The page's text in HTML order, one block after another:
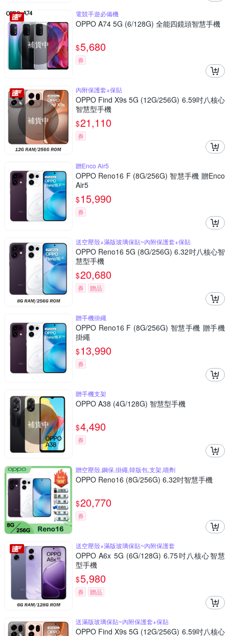
補貨中
電競手遊必備機
OPPO A74 5G (6/128G) 全能四鏡頭智慧手機
$5,680
券
補貨中
內附保護套+保貼
OPPO Find X9s 5G (12G/256G) 6.59吋八核心
智慧型手機
$21,110
券
贈Enco Air5
OPPO Reno16 F (8G/256G) 智慧手機 贈Enco
Air5
$15,990
券
送空壓殼+滿版玻璃保貼~內附保護套+保貼
OPPO Reno16 5G (8G/256G) 6.32吋八核心智
慧型手機
$20,680
券 贈品
贈手機掛繩
OPPO Reno16 F (8G/256G) 智慧手機 贈手機
掛繩
$13,990
券
補貨中
贈手機支架
OPPO A38 (4G/128G) 智慧型手機
$4,490
券
贈空壓殼,鋼保,掛繩,韓版包,支架,噴劑
OPPO Reno16 (8G/256G) 6.32吋智慧手機
$20,770
券
送空壓殼+滿版玻璃保貼~內附保護套
OPPO A6x 5G (6G/128G) 6.75吋八核心智慧
型手機
$5,980
券 贈品
送滿版玻璃保貼~內附保護套+保貼
OPPO Find X9s 5G (12G/256G) 6.59吋八核心